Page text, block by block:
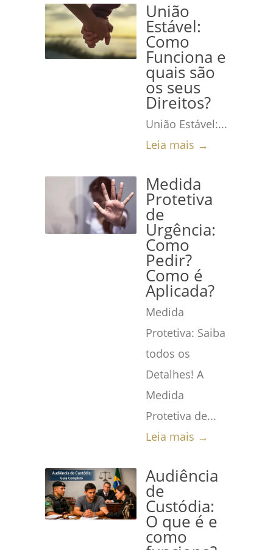
União
Estável:
Como
Funciona e
quais são
os seus
Direitos?
União Estável:...
Leia mais →
Medida
Protetiva
de
Urgência:
Como
Pedir?
Como é
Aplicada?
Medida
Protetiva: Saiba
todos os
Detalhes! A
Medida
Protetiva de...
Leia mais →
Audiência
de
Custódia:
O que é e
como